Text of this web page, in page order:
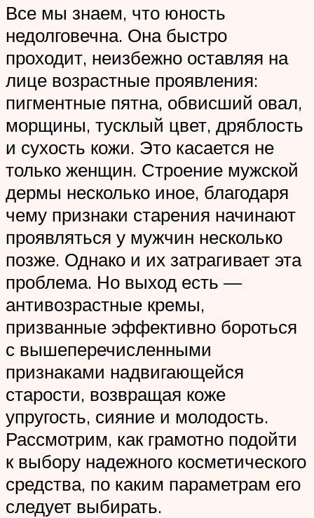
Все мы знаем, что юность
недолговечна. Она быстро
проходит, неизбежно оставляя на
лице возрастные проявления:
пигментные пятна, обвисший овал,
морщины, тусклый цвет, дряблость
и сухость кожи. Это касается не
только женщин. Строение мужской
дермы несколько иное, благодаря
чему признаки старения начинают
проявляться у мужчин несколько
позже. Однако и их затрагивает эта
проблема. Но выход есть —
антивозрастные кремы,
призванные эффективно бороться
с вышеперечисленными
признаками надвигающейся
старости, возвращая коже
упругость, сияние и молодость.
Рассмотрим, как грамотно подойти
к выбору надежного косметического
средства, по каким параметрам его
следует выбирать.